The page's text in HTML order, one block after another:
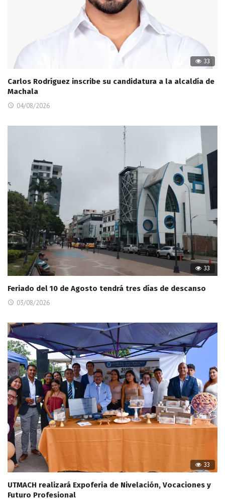
33
Carlos Rodríguez inscribe su candidatura a la alcaldía de
Machala
04/08/2026
33
Feriado del 10 de Agosto tendrá tres días de descanso
03/08/2026
33
UTMACH realizará Expoferia de Nivelación, Vocaciones y
Futuro Profesional